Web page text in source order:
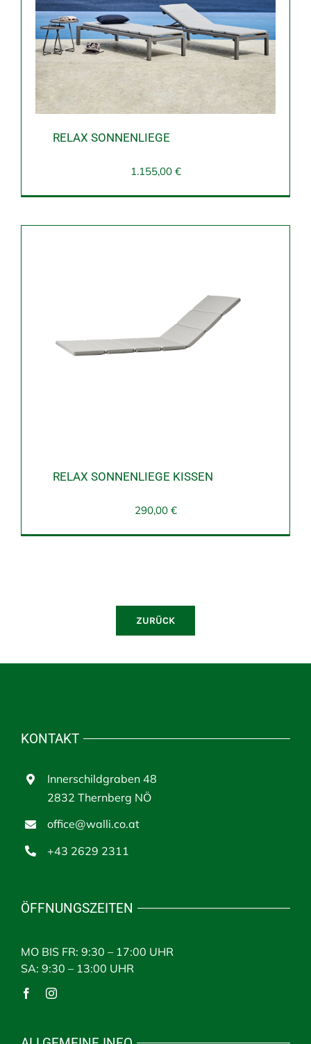
RELAX SONNENLIEGE
1.155,00 €
RELAX SONNENLIEGE KISSEN
290,00 €
ZURÜCK
KONTAKT
Innerschildgraben 48
2832 Thernberg NÖ
office@walli.co.at
+43 2629 2311
ÖFFNUNGSZEITEN
MO BIS FR: 9:30 – 17:00 UHR
SA: 9:30 – 13:00 UHR